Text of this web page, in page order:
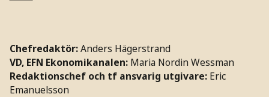
Chefredaktör:Anders Hägerstrand
VD, EFN Ekonomikanalen: Maria Nordin Wessman
Redaktionschef och tf ansvarig utgivare: Eric
Emanuelsson